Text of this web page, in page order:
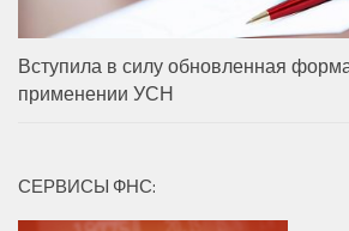
Вступила в силу обновленная
применении УСН
СЕРВИСЫ ФНС: